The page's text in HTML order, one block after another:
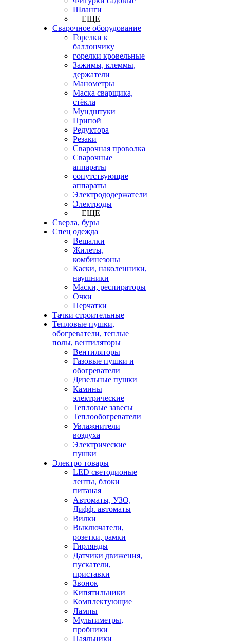
Шланги
+ ЕЩЕ
Сварочное оборудование
Горелки к
баллончику
горелки кровельные
Зажимы, клеммы,
держатели
Манометры
Маска сварщика,
стёкла
Мундштуки
Припой
Редуктора
Резаки
Сварочная проволка
Сварочные
аппараты
сопутствующие
аппараты
Электрододержатели
Электроды
+ ЕЩЕ
Сверла, буры
Спец одежда
Вешалки
Жилеты,
комбинезоны
Каски, наколенники,
наушники
Маски, респираторы
Очки
Перчатки
Тачки строительные
Тепловые пушки,
обогреватели, теплые
полы, вентиляторы
Вентиляторы
Газовые пушки и
обогреватели
Дизельные пушки
Камины
электрические
Тепловые завесы
Теплообогреватели
Увлажнители
воздуха
Электрические
пушки
Электро товары
LED светодионые
ленты, блоки
питаная
Автоматы, УЗО,
Дифф. автоматы
Вилки
Выключатели,
розетки, рамки
Гирлянды
Датчики движения,
пускатели,
приставки
Звонок
Кипятильники
Комплектующие
Лампы
Мультиметры,
пробники
Паяльники